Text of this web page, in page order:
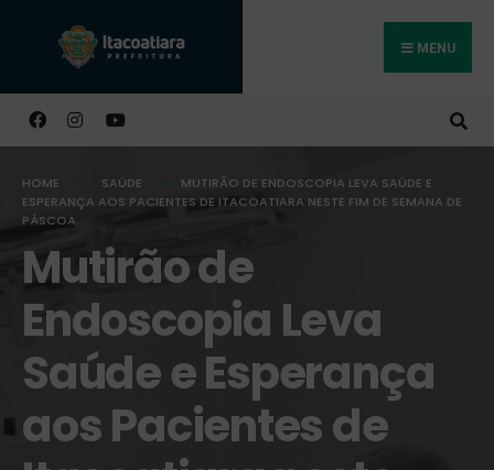
MENU
HOME SAÚDE
MUTIRÃO DE ENDOSCOPIA LEVA SAÚDE E
ESPERANÇA AOS PACIENTES DE ITACOATIARA NESTE FIM DE SEMANA DE
PÁSCOA.
Mutirão de
Endoscopia Leva
Saúde e Esperança
aos Pacientes de
Buscar